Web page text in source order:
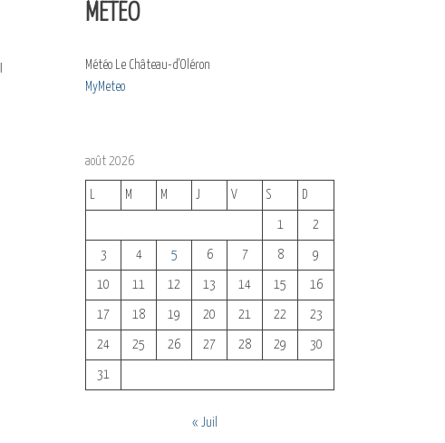
MÉTÉO
Météo Le Château-d'Oléron
MyMeteo
août 2026
M M J V S D
1 2
3 4 5 6 7 8 9
10 11 12 13 14 15 16
17 18 19 20 21 22 23
24 25 26 27 28 29 30
31
« Juil